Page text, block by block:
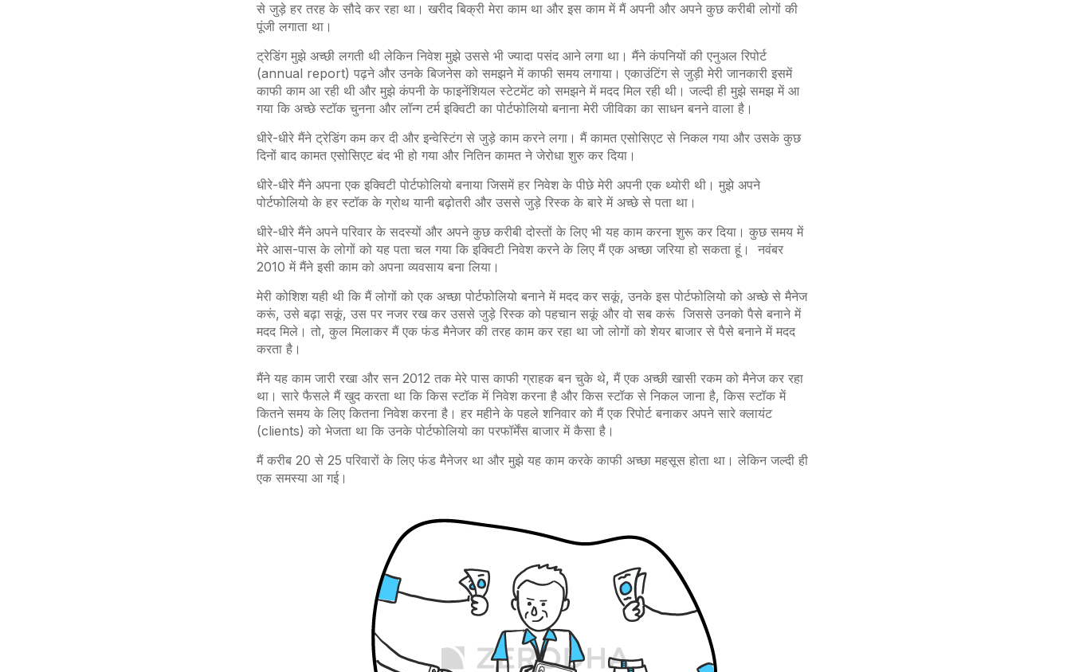
से जुड़े हर तरह के सौदे कर रहा था। खरीद बिक्री मेरा काम था और इस काम में मैं अपनी और अपने कुछ करीबी लोगों की
पूंजी लगाता था।
ट्रेडिंग मुझे अच्छी लगती थी लेकिन निवेश मुझे उससे भी ज्यादा पसंद आने लगा था। मैंने कंपनियों की एनुअल रिपोर्ट
(annual report) पढ़ने और उनके बिजनेस को समझने में काफी समय लगाया। एकाउंटिंग से जुड़ी मेरी जानकारी इसमें
काफी काम आ रही थी और मुझे कंपनी के फाइनेंशियल स्टेटमेंट को समझने में मदद मिल रही थी। जल्दी ही मुझे समझ में आ
गया कि अच्छे स्टॉक चुनना और लॉन्ग टर्म इक्विटी का पोर्टफोलियो बनाना मेरी जीविका का साधन बनने वाला है।
धीरे-धीरे मैंने ट्रेडिंग कम कर दी और इन्वेस्टिंग से जुड़े काम करने लगा। मैं कामत एसोसिएट से निकल गया और उसके कुछ
दिनों बाद कामत एसोसिएट बंद भी हो गया और नितिन कामत ने जेरोधा शुरु कर दिया।
धीरे-धीरे मैंने अपना एक इक्विटी पोर्टफोलियो बनाया जिसमें हर निवेश के पीछे मेरी अपनी एक थ्योरी थी। मुझे अपने
पोर्टफोलियो के हर स्टॉक के ग्रोथ यानी बढ़ोतरी और उससे जुड़े रिस्क के बारे में अच्छे से पता था।
धीरे-धीरे मैंने अपने परिवार के सदस्यों और अपने कुछ करीबी दोस्तों के लिए भी यह काम करना शुरू कर दिया। कुछ समय में
मेरे आस-पास के लोगों को यह पता चल गया कि इक्विटी निवेश करने के लिए मैं एक अच्छा जरिया हो सकता हूं। नवंबर
2010 में मैंने इसी काम को अपना व्यवसाय बना लिया।
मेरी कोशिश यही थी कि मैं लोगों को एक अच्छा पोर्टफोलियो बनाने में मदद कर सकूं, उनके इस पोर्टफोलियो को अच्छे से मैनेज
करूं, उसे बढ़ा सकूं, उस पर नजर रख कर उससे जुड़े रिस्क को पहचान सकूं और वो सब करूं जिससे उनको पैसे बनाने में
मदद मिले। तो, कुल मिलाकर मैं एक फंड मैनेजर की तरह काम कर रहा था जो लोगों को शेयर बाजार से पैसे बनाने में मदद
करता है।
मैंने यह काम जारी रखा और सन 2012 तक मेरे पास काफी ग्राहक बन चुके थे, मैं एक अच्छी खासी रकम को मैनेज कर रहा
था। सारे फैसले मैं खुद करता था कि किस स्टॉक में निवेश करना है और किस स्टॉक से निकल जाना है, किस स्टॉक में
कितने समय के लिए कितना निवेश करना है। हर महीने के पहले शनिवार को मैं एक रिपोर्ट बनाकर अपने सारे क्लायंट
(clients) को भेजता था कि उनके पोर्टफोलियो का परफॉर्मेंस बाजार में कैसा है।
मैं करीब 20 से 25 परिवारों के लिए फंड मैनेजर था और मुझे यह काम करके काफी अच्छा महसूस होता था। लेकिन जल्दी ही
एक समस्या आ गई।